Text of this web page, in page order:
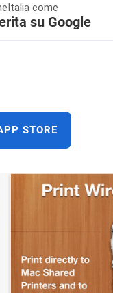
come
su Google
STORE